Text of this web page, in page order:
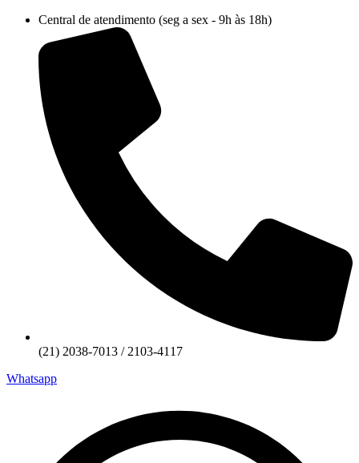
conteúdo
Central de atendimento (seg a sex - 9h às 18h)
(21) 2038-7013 / 2103-4117
Whatsapp